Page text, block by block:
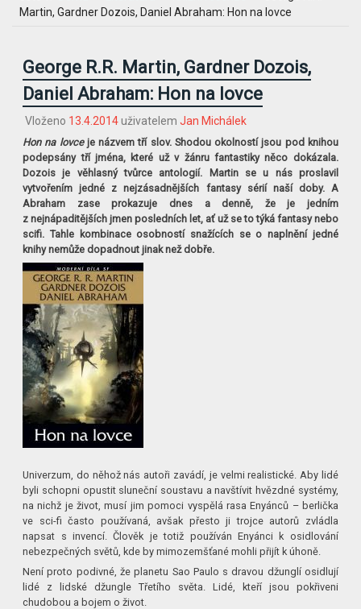
Martin, Gardner Dozois, Daniel Abraham: Hon na lovce
George R.R. Martin, Gardner Dozois,
Daniel Abraham: Hon na lovce
Vloženo 13.4.2014uživatelem Jan Michálek
Hon na lovceje názvem tří slov. Shodou okolností jsou pod knihou
podepsány tří jména, které už v žánru fantastiky něco dokázala.
Dozois je věhlasný tvůrce antologií. Martin se u nás proslavil
vytvořením jedné z nejzásadnějších fantasy sérií naší doby. A
Abraham zase prokazuje dnes a denně, že je jedním
z nejnápaditějších jmen posledních let, ať už se to týká fantasy nebo
scifi. Tahle kombinace osobností snažících se o naplnění jedné
knihy nemůže dopadnout jinak než dobře.
Univerzum, do něhož nás autoři zavádí, je velmi realistické. Aby lidé
byli schopni opustit sluneční soustavu a navštívit hvězdné systémy,
na nichž je život, musí jim pomoci vyspělá rasa Enyánců – berlička
ve sci-fi často používaná, avšak přesto ji trojce autorů zvládla
napsat s invencí. Člověk je totiž používán Enyánci k osidlování
nebezpečných světů, kde by mimozemšťané mohli přijít k úhoně.
Není proto podivné, že planetu Sao Paulo s dravou džunglí osidlují
lidé z lidské džungle Třetího světa. Lidé, kteří jsou pokřiveni
chudobou a bojem o život.